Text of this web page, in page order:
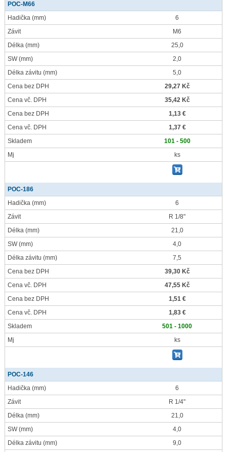
POC-M66
Hadička (mm)
6
Závit
M6
Délka (mm)
25,0
SW(mm)
2,0
Délka závitu (mm)
5,0
Cena bez DPH
29,27 Kč
Cena vč. DPH
35,42 Kč
Cena bez DPH
1,13 €
Cena vč. DPH
1,37 €
Skladem
101 - 500
Mj
ks
POC-186
Hadička (mm)
6
Závit
R 1/8"
Délka (mm)
21,0
SW(mm)
4,0
Délka závitu (mm)
7,5
Cena bez DPH
39,30 Kč
Cena vč. DPH
47,55 Kč
Cena bez DPH
1,51 €
Cena vč. DPH
1,83 €
Skladem
501 - 1000
Mj
ks
POC-146
Hadička (mm)
6
Závit
R 1/4"
Délka (mm)
21,0
SW(mm)
4,0
Délka závitu (mm) 9,0